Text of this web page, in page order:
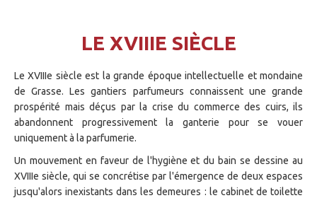
LE XVIIIE SIÈCLE
Le XVIIIe siècle est la grande époque intellectuelle et mondaine
de Grasse. Les gantiers parfumeurs connaissent une grande
prospérité mais déçus par la crise du commerce des cuirs, ils
abandonnent progressivement la ganterie pour se vouer
uniquement à la parfumerie.
Un mouvement en faveur de l'hygiène et du bain se dessine au
XVIIIe siècle, qui se concrétise par l'émergence de deux espaces
jusqu'alors inexistants dans les demeures : le cabinet de toilette